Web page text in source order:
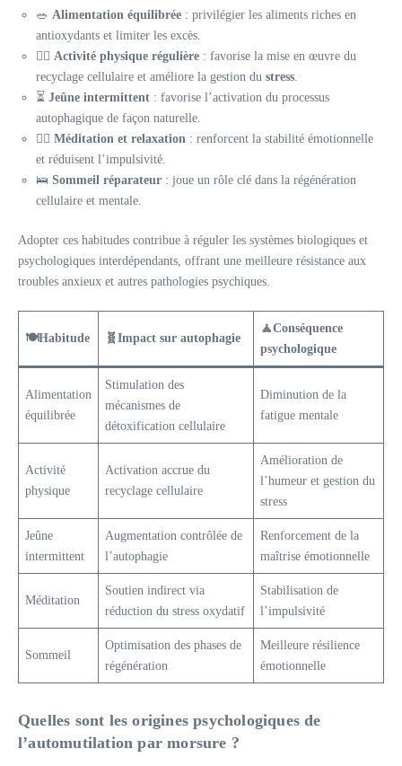
🥗 Alimentation équilibrée : privilégier les aliments riches en
antioxydants et limiter les excès.
🏃‍♂️ Activité physique régulière : favorise la mise en œuvre du
recyclage cellulaire et améliore la gestion du stress.
⏳ Jeûne intermittent : favorise l’activation du processus
autophagique de façon naturelle.
🧘‍♂️ Méditation et relaxation : renforcent la stabilité émotionnelle
et réduisent l’impulsivité.
🛌 Sommeil réparateur : joue un rôle clé dans la régénération
cellulaire et mentale.
Adopter ces habitudes contribue à réguler les systèmes biologiques et
psychologiques interdépendants, offrant une meilleure résistance aux
troubles anxieux et autres pathologies psychiques.
🍽️Habitude 🧬 Impact sur autophagie
🧘Conséquence
psychologique
Alimentation
équilibrée
Stimulation des
mécanismes de
détoxification cellulaire
Diminution de la
fatigue mentale
Activité
physique
Activation accrue du
recyclage cellulaire
Amélioration de
l’humeur et gestion du
stress
Jeûne
intermittent
Augmentation contrôlée de
l’autophagie
Renforcement de la
maîtrise émotionnelle
Méditation
Soutien indirect via
réduction du stress oxydatif
Stabilisation de
l’impulsivité
Sommeil
Optimisation des phases de
régénération
Meilleure résilience
émotionnelle
Quelles sont les origines psychologiques de
l’automutilation par morsure ?